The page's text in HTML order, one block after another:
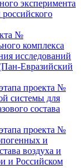
эксперимента
№
комплекса
исследований
Евразийский
проекта №
системы для
состава
проекта №
и
воздуха и
и Российском